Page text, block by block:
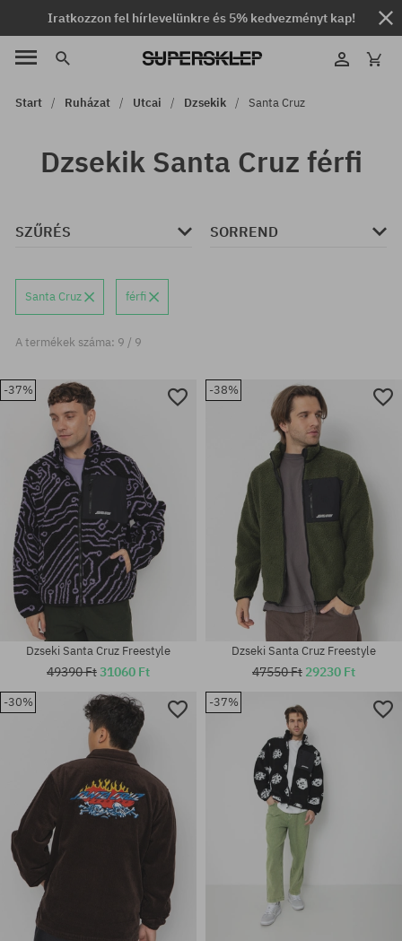
Iratkozzon fel hírlevelünkre és 5% kedvezményt kap!
Start Ruházat Utcai Dzsekik Santa Cruz
Dzsekik Santa Cruz férfi
SZŰRÉS SORREND
Santa Cruz férfi
A termékek száma: 9 / 9
-37%
Dzseki Santa Cruz Freestyle
49390 Ft31060 Ft
-38%
Dzseki Santa Cruz Freestyle
47550 Ft 29230 Ft
-30% -37%